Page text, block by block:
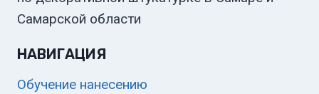
Самарской области
НАВИГАЦИЯ
Обучение нанесению